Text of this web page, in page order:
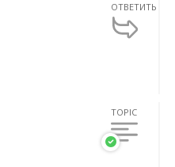
ОТВЕТИТЬ
TOPIC